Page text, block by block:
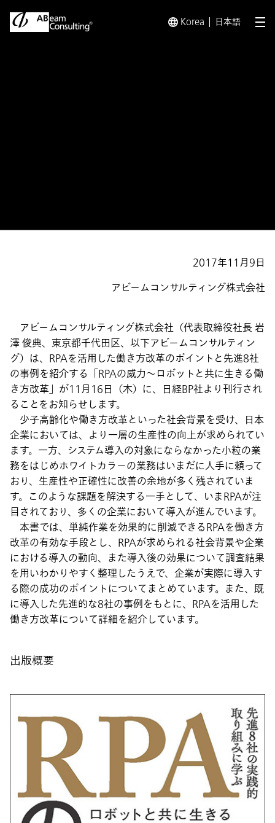
Korea 日本語 メ
2017年11月9日
アビームコンサルティング株式会社
アビームコンサルティング株式会社（代表取締役社長 岩
澤 俊典、東京都千代田区、以下アビームコンサルティン
グ）は、RPAを活用した働き方改革のポイントと先進8社
の事例を紹介する「RPAの威力～ロボットと共に生きる働
き方改革」が11月16日（木）に、日経BP社より刊行され
ることをお知らせします。
少子高齢化や働き方改革といった社会背景を受け、日本
企業においては、より一層の生産性の向上が求められてい
ます。一方、システム導入の対象にならなかった小粒の業
務をはじめホワイトカラーの業務はいまだに人手に頼って
おり、生産性や正確性に改善の余地が多く残されていま
す。このような課題を解決する一手として、いまRPAが注
目されており、多くの企業において導入が進んでいます。
本書では、単純作業を効果的に削減できるRPAを働き方
改革の有効な手段とし、RPAが求められる社会背景や企業
における導入の動向、また導入後の効果について調査結果
を用いわかりやすく整理したうえで、企業が実際に導入す
る際の成功のポイントについてまとめています。また、既
に導入した先進的な8社の事例をもとに、RPAを活用した
働き方改革について詳細を紹介しています。
出版概要